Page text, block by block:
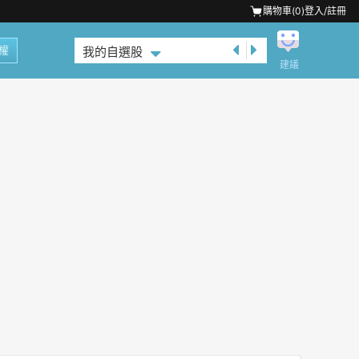
購物車(0)登入/註冊
我的自選股
建議